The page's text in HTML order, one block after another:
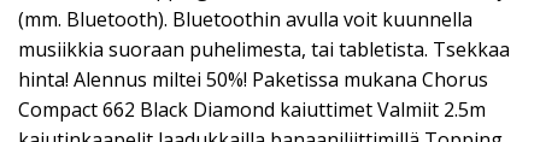
(mm. Bluetooth). Bluetoothin avulla voit kuunnella
musiikkia suoraan puhelimesta, tai tabletista. Tsekkaa
hinta! Alennus miltei 50%! Paketissa mukana Chorus
Compact 662 Black Diamond kaiuttimet Valmiit 2.5m